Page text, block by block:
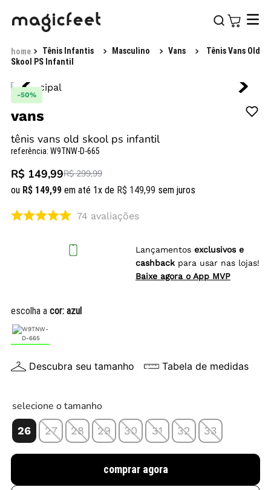
Tênis Infantis Masculino Vans
Tênis Vans Old
Skool PS Infantil
-50%
vans
tênis vans old skool ps infantil
referência: W9TNW-D-665
R$ 149,99R$ 299,99
ou R$ 149,99 em até 1x de R$ 149,99 sem juros
74 avaliações
Lançamentos exclusivos e
cashback para usar nas lojas!
Baixe agora o App MVP
escolha a cor: azul
Descubra seu tamanho Tabela de medidas
selecione o tamanho
26 27 28 29 30 31 32 33
comprar agora